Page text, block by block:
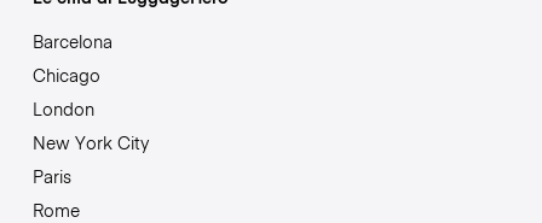
Barcelona
Chicago
London
New York City
Paris
Rome